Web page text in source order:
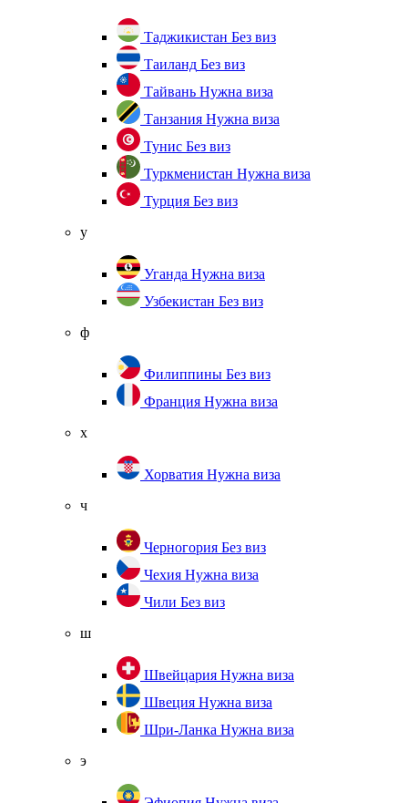
Таджикистан Без виз
Таиланд Без виз
Тайвань Нужна виза
Танзания Нужна виза
Тунис Без виз
Туркменистан Нужна виза
Турция Без виз
у
Уганда Нужна виза
Узбекистан Без виз
ф
Филиппины Без виз
Франция Нужна виза
х
Хорватия Нужна виза
ч
Черногория Без виз
Чехия Нужна виза
Чили Без виз
ш
Швейцария Нужна виза
Швеция Нужна виза
Шри-Ланка Нужна виза
э